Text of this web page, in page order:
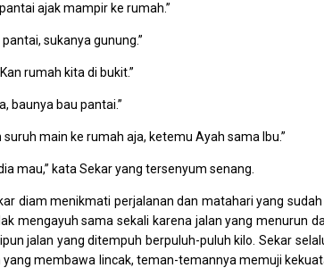
ajak mampir ke rumah.”
pantai, sukanya gunung.”
rumah kita di bukit.”
baunya bau pantai.”
suruh main ke rumah aja, ketemu Ayah sama Ibu.”
mau,” kata Sekar yang tersenyum senang.
diam menikmati perjalanan dan matahari yang
mengayuh sama sekali karena jalan yang menurun
jalan yang ditempuh berpuluh-puluh kilo. Sekar
yang membawa lincak, teman-temannya memuji